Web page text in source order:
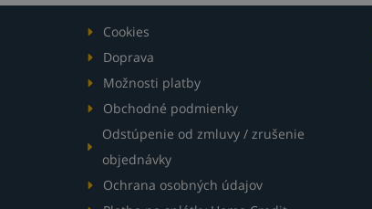
Cookies
Doprava
Možnosti platby
Obchodné podmienky
Odstúpenie od zmluvy / zrušenie
objednávky
Ochrana osobných údajov